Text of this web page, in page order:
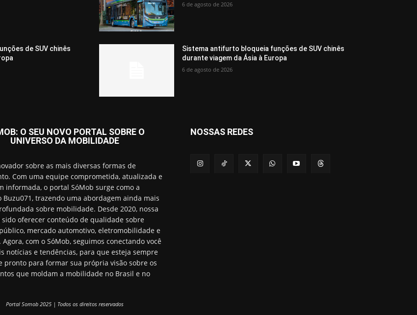
de SUV chinês
6 de agosto de 2026
Sistema antifurto bloqueia funções de SUV chinês
durante viagem da Ásia à Europa
6 de agosto de 2026
O SEU NOVO PORTAL SOBRE O
UNIVERSO DA MOBILIDADE
sobre as mais diversas formas de
Com uma equipe comprometida, atualizada e
informada, o portal SóMob surge como a
Buzu071, trazendo uma abordagem ainda mais
sobre mobilidade. Desde 2020, nossa
sido oferecer conteúdo de qualidade sobre
mercado automotivo, eletromobilidade e
com o SóMob, seguimos conectando você
notícias e tendências, para que esteja sempre
pronto para formar sua própria visão sobre os
que moldam a mobilidade no Brasil e no
Portal Somob 2025 | Todos os direitos reservados
NOSSAS REDES